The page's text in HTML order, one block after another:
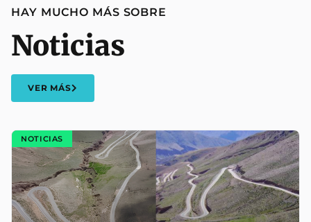
HAY MUCHO MÁS SOBRE
Noticias
VER MÁS
NOTICIAS